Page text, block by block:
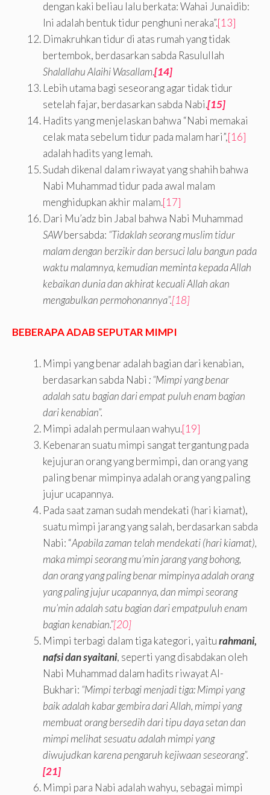
dengan kaki beliau lalu berkata: Wahai Junaidib:
Ini adalah bentuk tidur penghuni neraka”.[13]
Dimakruhkan tidur di atas rumah yang tidak
bertembok, berdasarkan sabda Rasulullah
Shalallahu Alaihi Wasallam.[14]
Lebih utama bagi seseorang agar tidak tidur
setelah fajar, berdasarkan sabda Nabi.[15]
Hadits yang menjelaskan bahwa “Nabi memakai
celak mata sebelum tidur pada malam hari”,[16]
adalah hadits yang lemah.
Sudah dikenal dalam riwayat yang shahih bahwa
Nabi Muhammad tidur pada awal malam
menghidupkan akhir malam.[17]
Dari Mu’adz bin Jabal bahwa Nabi Muhammad
SAWbersabda: “Tidaklah seorang muslim tidur
malam dengan berzikir dan bersucilalu bangun pada
waktu malamnya, kemudian meminta kepada Allah
kebaikan dunia dan akhirat kecuali Allah akan
mengabulkan permohonannya”.[18]
BEBERAPA ADAB SEPUTAR MIMPI
Mimpi yang benar adalah bagian dari kenabian,
berdasarkan sabda Nabi :“Mimpi yang benar
adalah satu bagian dari empat puluh enam bagian
dari kenabian”.
Mimpi adalah permulaan wahyu.[19]
Kebenaran suatu mimpi sangat tergantung pada
kejujuran orang yang bermimpi, dan orang yang
paling benar mimpinya adalah orang yang paling
jujur ucapannya.
Pada saat zaman sudah mendekati (hari kiamat),
suatu mimpi jarang yang salah, berdasarkan sabda
Nabi: “Apabila zaman telah mendekati (hari kiamat),
maka mimpiseorang mu’min jarang yang bohong,
dan orang yang paling benar mimpinya adalah orang
yang paling jujur ucapannya, dan mimpi seorang
mu’min adalah satu bagian dari empatpuluh enam
bagian kenabian.”[20]
Mimpi terbagi dalam tiga kategori, yaiturahmani,
nafsi dan syaitani, seperti yang disabdakan oleh
Nabi Muhammad dalam hadits riwayat Al-
Bukhari: “Mimpi terbagi menjadi tiga: Mimpi yang
baik adalah kabar gembira dari Allah, mimpi yang
membuat orang bersedih dari tipu daya setan dan
mimpi melihat sesuatu adalah mimpi yang
diwujudkan karena pengaruh kejiwaan seseorang”.
[21]
Mimpi para Nabi adalah wahyu, sebagai mimpi